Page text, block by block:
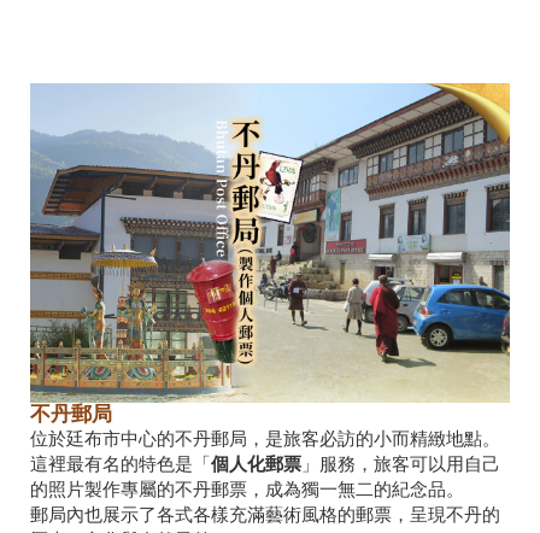
不丹郵局
位於廷布市中心的不丹郵局，是旅客必訪的小而精緻地點。
這裡最有名的特色是「 個人化郵票 」服務，旅客可以用自己
的照片製作專屬的不丹郵票，成為獨一無二的紀念品。
郵局內也展示了各式各樣充滿藝術風格的郵票，呈現不丹的